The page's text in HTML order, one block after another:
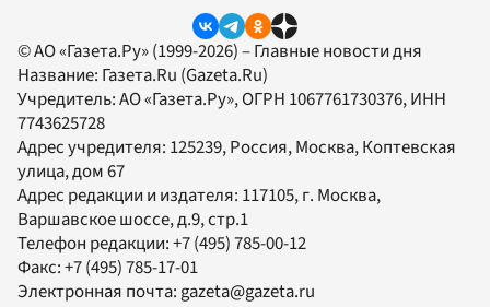
© АО «Газета.Ру» (1999-2026) – Главные новости дня
Название: Газета.Ru (Gazeta.Ru)
Учредитель:АО «Газета.Ру», ОГРН 1067761730376, ИНН
7743625728
Адрес учредителя: 125239, Россия, Москва, Коптевская
улица, дом 67
Адрес редакции и издателя: 117105, г. Москва,
Варшавское шоссе, д.9, стр.1
Телефон редакции:+7 (495) 785-00-12
Факс:+7 (495) 785-17-01
Электронная почта:gazeta@gazeta.ru